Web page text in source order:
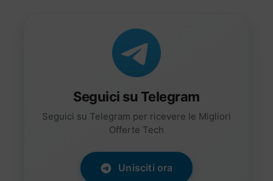
Seguici su Telegram
Seguici su Telegram per ricevere le Migliori
Offerte Tech
Unisciti ora